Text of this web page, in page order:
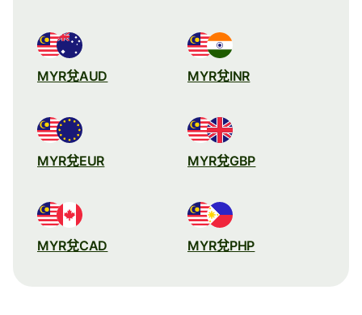
MYR兌AUD MYR兌INR
MYR兌EUR MYR兌GBP
MYR兌CAD MYR兌PHP